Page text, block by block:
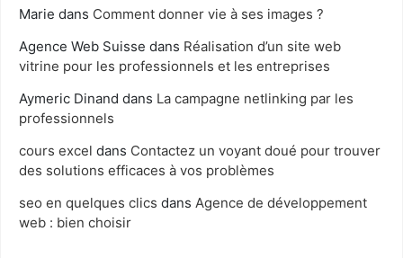
Marie dans Comment donner vie à ses images ?
Agence Web Suisse dans Réalisation d’un site web
vitrine pour les professionnels et les entreprises
Aymeric Dinand dans La campagne netlinking par les
professionnels
cours excel dans Contactez un voyant doué pour trouver
des solutions efficaces à vos problèmes
seo en quelques clics dans Agence de développement
web : bien choisir